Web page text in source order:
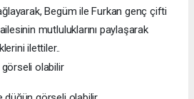
Begüm ile Furkan genç çifti
mutluluklarını paylaşarak
ilettiler..